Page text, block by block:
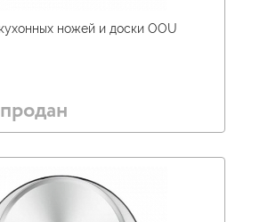
ножей и доски OOU